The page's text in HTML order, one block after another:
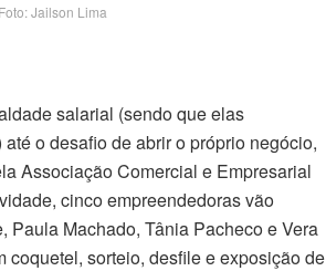
Jailson Lima
salarial (sendo que elas
o desafio de abrir o próprio negócio,
Associação Comercial e Empresarial
cinco empreendedoras vão
Paula Machado, Tânia Pacheco e Vera
coquetel, sorteio, desfile e exposição de